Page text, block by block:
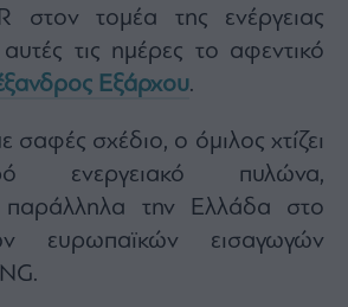
στον τομέα της ενέργειας
τις ημέρες το αφεντικό
Εξάρχου.
σαφές σχέδιο, ο όμιλος χτίζει
ενεργειακό πυλώνα,
παράλληλα την Ελλάδα στο
ευρωπαϊκών εισαγωγών